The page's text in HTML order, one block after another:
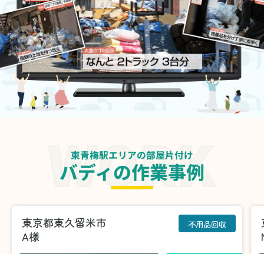
東青梅駅エリアの部屋片付け
バディの作業事例
東京都東久留米市
A様
不用品回収